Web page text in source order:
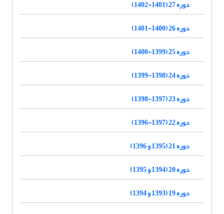
دوره 27 (1401-1402)
دوره 26 (1400-1401)
دوره 25 (1399-1400)
دوره 24 (1398-1399)
دوره 23 (1397-1398)
دوره 22 (1397-1396)
دوره 21 (1395 و 1396)
دوره 20 (1394 و 1395)
دوره 19 (1393 و 1394)